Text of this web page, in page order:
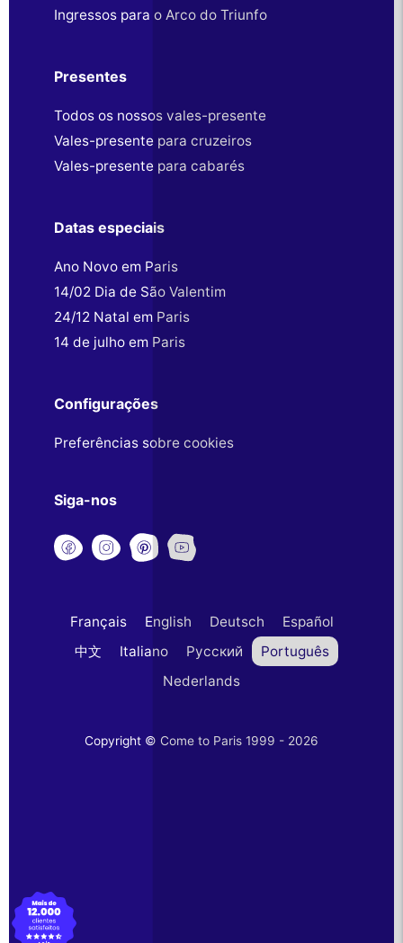
Ingressos para o Arco do Triunfo
Presentes
Todos os nossos vales-presente
Vales-presente para cruzeiros
Vales-presente para cabarés
Datas especiais
Ano Novo em Paris
14/02 Dia de São Valentim
24/12 Natal em Paris
14 de julho em Paris
Configurações
Preferências sobre cookies
Siga-nos
Français English Deutsch
Español
中文
Italiano Русский
Português
Nederlands
Copyright © Come to Paris 1999 - 2026